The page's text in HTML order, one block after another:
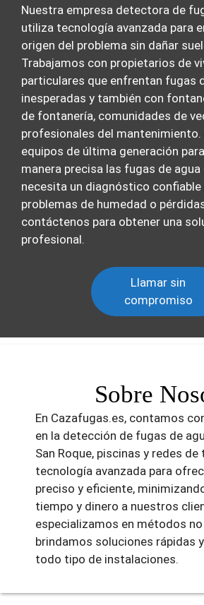
Nuestra empresa detectora de
utiliza tecnología avanzada para
origen del problema sin dañar
Trabajamos con propietarios de
particulares que enfrentan fugas
inesperadas y también con
de fontanería, comunidades de
profesionales del
equipos de última generación
manera precisa las fugas de agua
necesita un diagnóstico confiable
problemas de humedad o
contáctenos para obtener una
profesional.
Llamar sin
compromiso
Sobre
En Cazafugas.es, contamos
en la detección de fugas de
San Roque, piscinas y redes
tecnología avanzada para
preciso y eficiente,
tiempo y dinero a nuestros
especializamos en métodos
brindamos soluciones rápidas
todo tipo de instalaciones.